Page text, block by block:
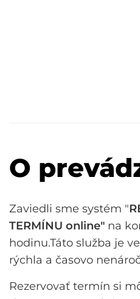
O
Zaviedli sme systém "
TERMÍNU online" na
hodinu.Táto služba je
rýchla a časovo
Rezervovať termín si